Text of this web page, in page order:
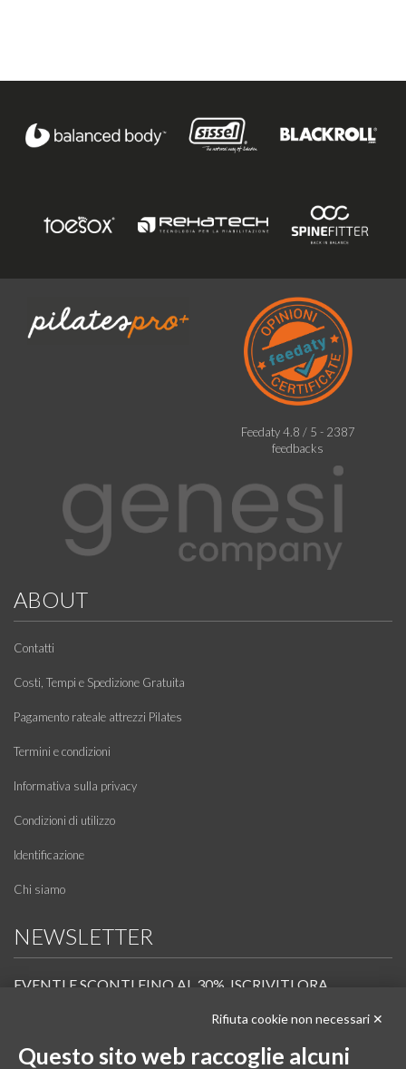
Feedaty4.8 / 5 - 2387
feedbacks
ABOUT
Contatti
Costi, Tempi e Spedizione Gratuita
Pagamento rateale attrezzi Pilates
Termini e condizioni
Informativa sulla privacy
Condizioni di utilizzo
Identificazione
Chi siamo
NEWSLETTER
EVENTI E SCONTI FINO AL 30%. ISCRIVITI ORA.
Scopri in anteprima i nuovi prodotti, le promozioni riservate ai professionisti e resta
Rifiuta cookie non necessari ✕
Questo sito web raccoglie alcuni